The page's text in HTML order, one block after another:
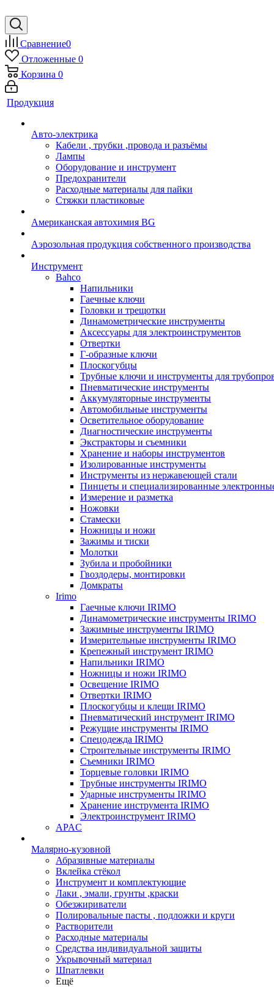
Сравнение0
Отложенные 0
Корзина 0
Продукция
Авто-электрика
Кабели , трубки ,провода и разъёмы
Лампы
Оборудование и инструмент
Предохранители
Расходные материалы для пайки
Стяжки пластиковые
Американская автохимия BG
Аэрозольная продукция собственного производства
Инструмент
Bahco
Напильники
Гаечные ключи
Головки и трещотки
Динамометрические инструменты
Аксессуары для электроинструментов
Отвертки
Г-образные ключи
Плоскогубцы
Трубные ключи и инструменты для
Пневматические инструменты
Аккумуляторные инструменты
Автомобильные инструменты
Осветительное оборудование
Диагностические инструменты
Экстракторы и съемники
Хранение и наборы инструментов
Изолированные инструменты
Инструменты из нержавеющей стали
Пинцеты и специализированные
Измерение и разметка
Ножовки
Стамески
Ножницы и ножи
Зажимы и тиски
Молотки
Зубила и пробойники
Гвоздодеры, монтировки
Домкраты
Irimo
Гаечные ключи IRIMO
Динамометрические инструменты IRIMO
Зажимные инструменты IRIMO
Измерительные инструменты IRIMO
Крепежный инструмент IRIMO
Напильники IRIMO
Ножницы и ножи IRIMO
Освещение IRIMO
Отвертки IRIMO
Плоскогубцы и клещи IRIMO
Пневматический инструмент IRIMO
Режущие инструменты IRIMO
Спецодежда IRIMO
Строительные инструменты IRIMO
Съемники IRIMO
Торцевые головки IRIMO
Трубные инструменты IRIMO
Ударные инструменты IRIMO
Хранение инструмента IRIMO
Электроинструмент IRIMO
APAC
Малярно-кузовной
Абразивные материалы
Вклейка стёкол
Инструмент и комплектующие
Лаки , эмали, грунты ,краски
Обезжириватели
Полировальные пасты , подложки и круги
Растворители
Расходные материалы
Средства индивидуальной защиты
Укрывочный материал
Шпатлевки
Ещё